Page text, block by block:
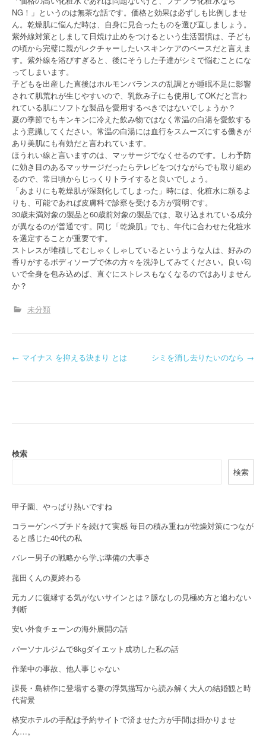
NG！」というのは無茶な話です。価格と効果は必ずしも比例しませ
ん。乾燥肌に悩んだ時は、自身に見合ったものを選び直しましょう。
紫外線対策としまして日焼け止めをつけるという生活習慣は、子ども
の頃から完璧に親がレクチャーしたいスキンケアのベースだと言えま
す。紫外線を浴びすぎると、後にそうした子達がシミで悩むことにな
ってしまいます。
子どもを出産した直後はホルモンバランスの乱調とか睡眠不足に影響
されて肌荒れが生じやすいので、乳飲み子にも使用してOKだと言わ
れている肌にソフトな製品を愛用するべきではないでしょうか？
夏の季節でもキンキンに冷えた飲み物ではなく常温の白湯を愛飲する
よう意識してください。常温の白湯には血行をスムーズにする働きが
あり美肌にも有効だと言われています。
ほうれい線と言いますのは、マッサージでなくせるのです。しわ予防
に効き目のあるマッサージだったらテレビをつけながらでも取り組め
るので、常日頃からじっくりトライすると良いでしょう。
「あまりにも乾燥肌が深刻化してしまった」時には、化粧水に頼るよ
りも、可能であれば皮膚科で診察を受ける方が賢明です。
30歳未満対象の製品と60歳前対象の製品では、取り込まれている成分
が異なるのが普通です。同じ「乾燥肌」でも、年代に合わせた化粧水
を選定することが重要です。
ストレスが堆積してむしゃくしゃしているというような人は、好みの
香りがするボディソープで体の方々を洗浄してみてください。良い匂
いで全身を包み込めば、直ぐにストレスもなくなるのではありません
か？
未分類
P
n
i
g
a
t
i
o
n
← マイナス を抑える決まり とは シミを消し去りたいのなら →
検索
検索
甲子園、やっぱり熱いですね
コラーゲンペプチドを続けて実感 毎日の積み重ねが乾燥対策につなが
ると感じた40代の私
バレー男子の戦略から学ぶ準備の大事さ
菰田くんの夏終わる
元カノに復縁する気がないサインとは？脈なしの見極め方と追わない
判断
安い外食チェーンの海外展開の話
パーソナルジムで8kgダイエット成功した私の話
作業中の事故、他人事じゃない
課長・島耕作に登場する妻の浮気描写から読み解く大人の結婚観と時
代背景
格安ホテルの手配は予約サイトで済ませた方が手間は掛かりませ
ん…。